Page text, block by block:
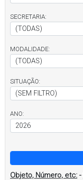
SECRETARIA:
MODALIDADE:
SITUAÇÃO:
ANO:
Objeto, Número, etc: -